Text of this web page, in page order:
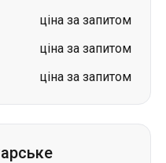
ціна за запитом
ціна за запитом
ціна за запитом